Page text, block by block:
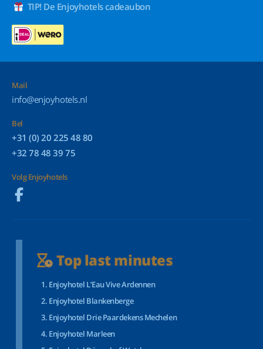
TIP! De Enjoyhotels cadeaubon
Mail
info@enjoyhotels.nl
Bel
+31 (0) 20 225 48 80
+32 78 48 39 75
Volg Enjoyhotels
Top last minutes
Enjoyhotel L’Eau Vive Ardennen
Enjoyhotel Blankenberge
Enjoyhotel Drie Paardekens Mechelen
Enjoyhotel Marleen